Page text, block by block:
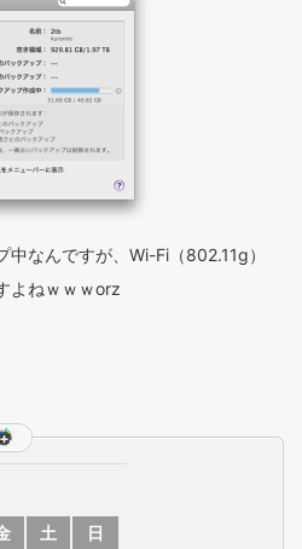
中なんですが、Wi-Fi（802.11g）
よねｗｗｗorz
土
日